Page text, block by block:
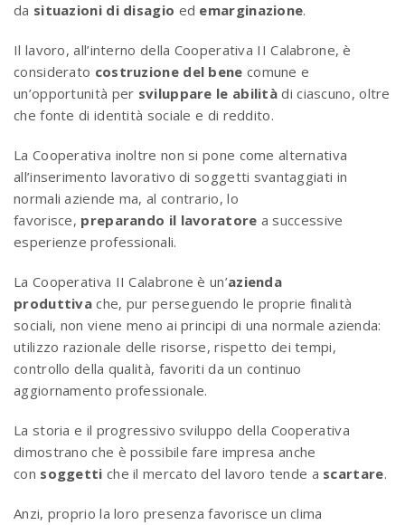
da situazioni di disagio ed emarginazione.
Il lavoro, all’interno della Cooperativa II Calabrone, è
considerato costruzione del bene comune e
un’opportunità per sviluppare le abilità di ciascuno, oltre
che fonte di identità sociale e di reddito.
La Cooperativa inoltre non si pone come alternativa
all’inserimento lavorativo di soggetti svantaggiati in
normali aziende ma, al contrario, lo
favorisce, preparando il lavoratore a successive
esperienze professionali.
La Cooperativa II Calabrone è un’azienda
produttiva che, pur perseguendo le proprie finalità
sociali, non viene meno ai principi di una normale azienda:
utilizzo razionale delle risorse, rispetto dei tempi,
controllo della qualità, favoriti da un continuo
aggiornamento professionale.
La storia e il progressivo sviluppo della Cooperativa
dimostrano che è possibile fare impresa anche
con soggetti che il mercato del lavoro tende a scartare.
Anzi, proprio la loro presenza favorisce un clima